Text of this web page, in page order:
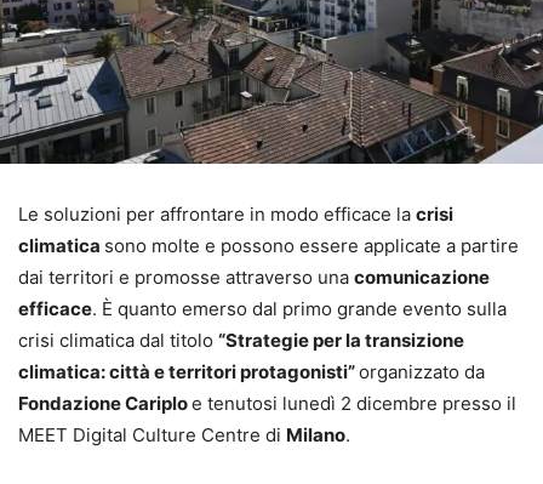
Le soluzioni per affrontare in modo efficace la crisi
climatica sono molte e possono essere applicate a partire
dai territori e promosse attraverso una comunicazione
efficace. È quanto emerso dal primo grande evento sulla
crisi climatica dal titolo “Strategie per la transizione
climatica: città e territori protagonisti”organizzato da
Fondazione Cariploe tenutosi lunedì 2 dicembre presso il
MEET Digital Culture Centre di Milano.